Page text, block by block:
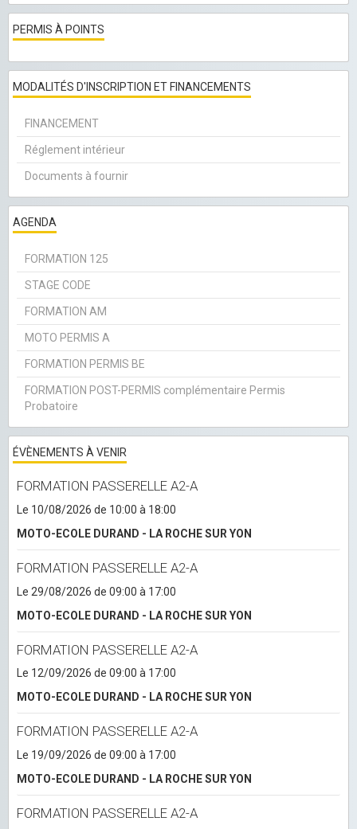
PERMIS À POINTS
MODALITÉS D'INSCRIPTION ET FINANCEMENTS
FINANCEMENT
Réglement intérieur
Documents à fournir
AGENDA
FORMATION 125
STAGE CODE
FORMATION AM
MOTO PERMIS A
FORMATION PERMIS BE
FORMATION POST-PERMIS complémentaire Permis
Probatoire
ÉVÈNEMENTS À VENIR
FORMATION PASSERELLE A2-A
Le 10/08/2026 de 10:00 à 18:00
MOTO-ECOLE DURAND - LA ROCHE SUR YON
FORMATION PASSERELLE A2-A
Le 29/08/2026 de 09:00 à 17:00
MOTO-ECOLE DURAND - LA ROCHE SUR YON
FORMATION PASSERELLE A2-A
Le 12/09/2026 de 09:00 à 17:00
MOTO-ECOLE DURAND - LA ROCHE SUR YON
FORMATION PASSERELLE A2-A
Le 19/09/2026 de 09:00 à 17:00
MOTO-ECOLE DURAND - LA ROCHE SUR YON
FORMATION PASSERELLE A2-A